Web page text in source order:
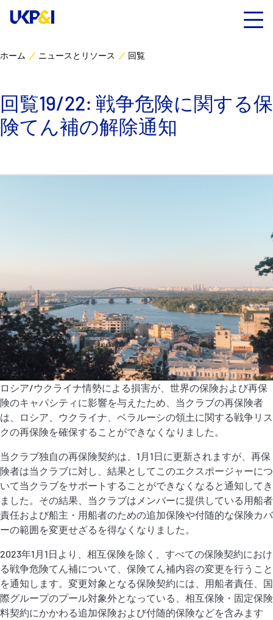
Fixed P&I Emergency Contacts
People
加入船検索
Rules
コレスポンデンツ
English 日本語
リスクマネジメント
ニュースとリソース
ホーム ニュースとリソース 回覧
回覧19/22: 戦争危険に関する保
険てん補の解除通知
ロシア/ウクライナ情勢による損害が、世界の保険および再保
険のキャパシティに影響を与えたため、当クラブの再保険者
は、ロシア、ウクライナ、ベラルーシの領土に関する戦争リス
クの再保険を確保することができなくなりました。
当クラブ独自の再保険契約は、1月1日に更新されますが、再保
険者は当クラブに対し、結果としてこのエクスポージャーにつ
いて当クラブをサポートすることができなくなると通知してき
ました。その結果、当クラブはメンバーに提供している用船者
責任および船主・用船者のための追加保険や付随的な保険カバ
ーの範囲を変更せざるを得なくなりました。
2023年1月1日より、相互保険を除く、すべての保険契約におけ
る戦争危険てん補について、保険てん補内容の変更を行うこと
を通知します。変更対象となる保険契約には、用船者責任、国
際グループのプール対象外となっている、相互保険・固定保険
料契約にかかわる追加保険および付随的保険などを含みます